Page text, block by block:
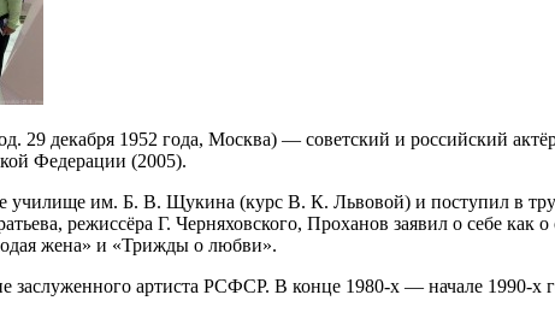
29 декабря 1952 года, Москва) — советский и российский
Федерации (2005).
училище им. Б. В. Щукина (курс В. К. Львовой) и поступил в
режиссёра Г. Черняховского, Проханов заявил о себе
жена» и «Трижды о любви».
заслуженного артиста РСФСР. В конце 1980-х — начале 1990-х